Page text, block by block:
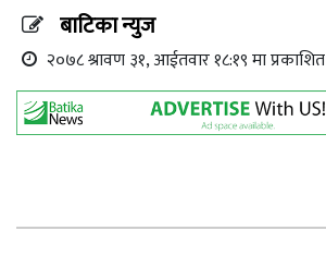
बाटिका न्युज
२०७८ श्रावण ३१, आईतवार १८:१९ मा प्रकाशित